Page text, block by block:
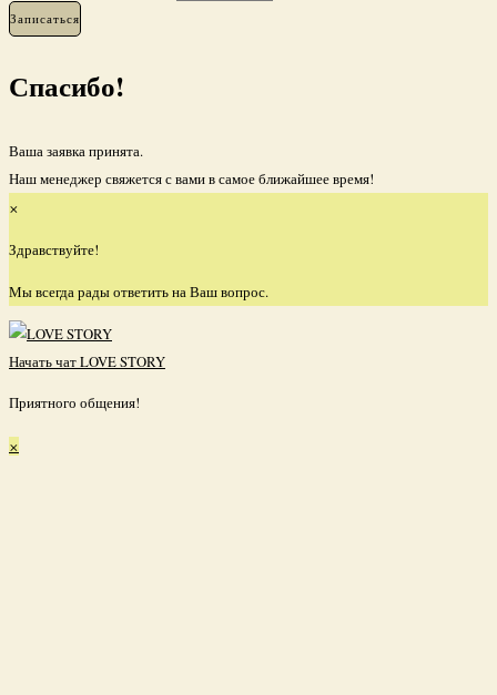
Записаться
Спасибо!
Ваша заявка принята.
Наш менеджер свяжется с вами в самое ближайшее время!
×
Здравствуйте!
Мы всегда рады ответить на Ваш вопрос.
Начать чатLOVE STORY
Приятного общения!
×